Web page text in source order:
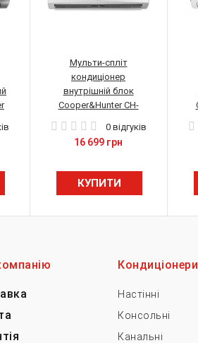
Мульти-спліт
кондиціонер
внутрішній блок
Cooper&Hunter CH-
S18FTXE-NG(I)
0 відгуків
16 699 грн
КУПИТИ
Кондиціонери
Настінні
Консольні
Канальні